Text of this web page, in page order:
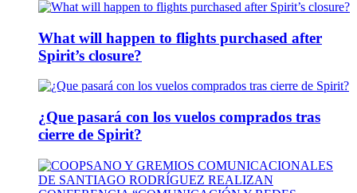
What will happen to flights purchased after
Spirit’s closure?
¿Que pasará con los vuelos comprados tras
cierre de Spirit?